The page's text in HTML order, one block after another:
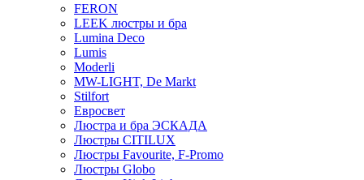
FERON
LEEK люстры и бра
Lumina Deco
Lumis
Moderli
MW-LIGHT, De Markt
Stilfort
Евросвет
Люстра и бра ЭСКАДА
Люстры CITILUX
Люстры Favourite, F-Promo
Люстры Globo